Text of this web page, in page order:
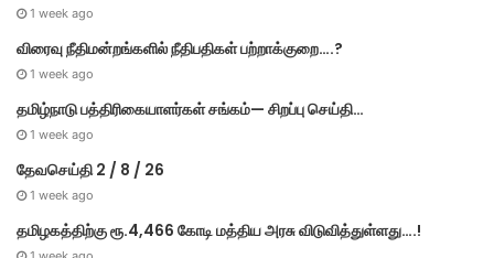
1 week ago
விரைவு நீதிமன்றங்களில் நீதிபதிகள் பற்றாக்குறை….?
1 week ago
தமிழ்நாடு பத்திரிகையாளர்கள் சங்கம்— சிறப்பு செய்தி…
1 week ago
தேவசெய்தி 2 / 8 / 26
1 week ago
தமிழகத்திற்கு ரூ.4,466 கோடி மத்திய அரசு விடுவித்துள்ளது….!